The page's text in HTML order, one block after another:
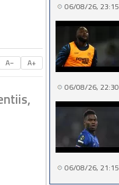
A− A+
06/08/26, 23:15
06/08/26, 22:30
06/08/26, 21:15